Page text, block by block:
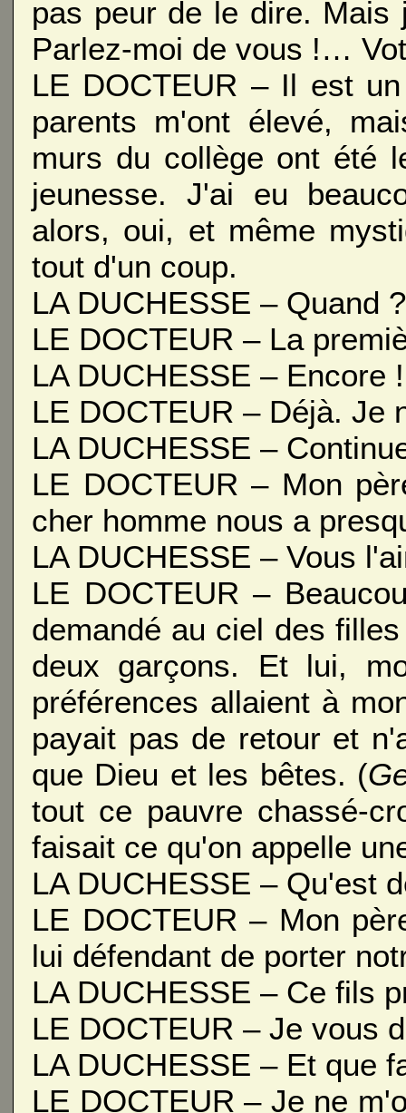
pas peur de le dire.
Parlez-moi de vous !…
LE DOCTEUR – Il est
parents m'ont élevé,
murs du collège ont été
jeunesse. J'ai eu
alors, oui, et même
tout d'un coup.
LA DUCHESSE – Quand ?
LE DOCTEUR – La
LA DUCHESSE – Encore !
LE DOCTEUR – Déjà. Je
LA DUCHESSE –
LE DOCTEUR – Mon
cher homme nous a
LA DUCHESSE – Vous
LE DOCTEUR –
demandé au ciel des
deux garçons. Et lui,
préférences allaient à
payait pas de retour et
que Dieu et les bêtes. (
tout ce pauvre chassé-
faisait ce qu'on appelle
LA DUCHESSE – Qu'est
LE DOCTEUR – Mon
lui défendant de porter
LA DUCHESSE – Ce fils
LE DOCTEUR – Je vous
LA DUCHESSE – Et que
LE DOCTEUR – Je ne